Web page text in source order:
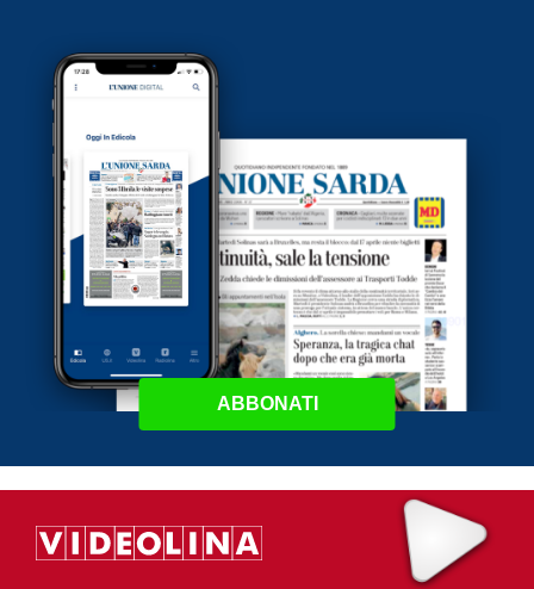
ABBONATI